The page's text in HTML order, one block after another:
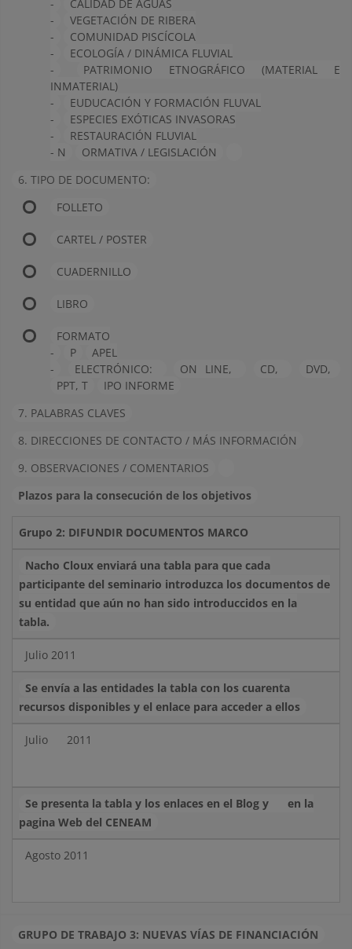
-
CALIDAD DE AGUAS
-
VEGETACIÓN DE RIBERA
-
COMUNIDAD PISCÍCOLA
-
ECOLOGÍA / DINÁMICA FLUVIAL
-
PATRIMONIO ETNOGRÁFICO (MATERIAL E
INMATERIAL)
-
EUDUCACIÓN Y FORMACIÓN FLUVAL
-
ESPECIES EXÓTICAS INVASORAS
-
RESTAURACIÓN FLUVIAL
- N
ORMATIVA / LEGISLACIÓN
6. TIPO DE DOCUMENTO:
FOLLETO
CARTEL / POSTER
CUADERNILLO
LIBRO
FORMATO
-
P
APEL
-
ELECTRÓNICO: ON LINE, CD,
DVD,
PPT, T
IPO INFORME
7. PALABRAS CLAVES
8. DIRECCIONES DE CONTACTO / MÁS INFORMACIÓN
9. OBSERVACIONES / COMENTARIOS
Plazos para la consecución de los objetivos
Grupo 2: DIFUNDIR DOCUMENTOS MARCO
Nacho Cloux enviará una tabla para que cada
participante del seminario introduzca los documentos de
su entidad que aún no han sido introduccidos en la
tabla.
Julio 2011
Se envía a las entidades la tabla con los cuarenta
recursos disponibles y el enlace para acceder a ellos
Julio 2011
Se presenta la tabla y los enlaces en el Blog y
en la
pagina Web del CENEAM
Agosto 2011
GRUPO DE TRABAJO 3: NUEVAS VÍAS DE FINANCIACIÓN